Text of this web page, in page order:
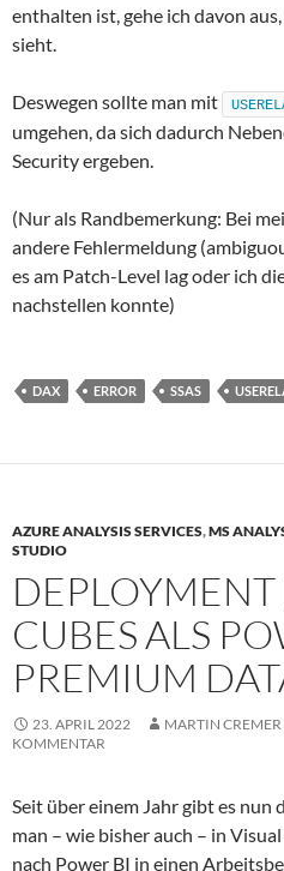
enthalten ist, gehe ich davon
sieht.
Deswegen sollte man mit
umgehen, da sich dadurch
Security ergeben.
(Nur als Randbemerkung: Bei
andere Fehlermeldung
es am Patch-Level lag oder ich
nachstellen konnte)
DAX ERROR SSAS
AZURE ANALYSIS SERVICES,MS
STUDIO
DEPLOYMENT
CUBES ALS
PREMIUM
23. APRIL 2022 MARTIN CREMER
KOMMENTAR
Seit über einem Jahr gibt es nun
man – wie bisher auch – in
nach Power BI in einen